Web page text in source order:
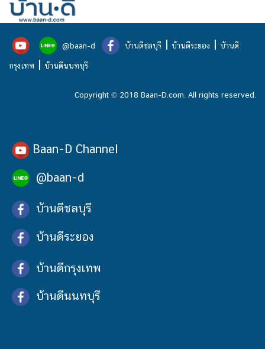
@baan-d บ้านดีชลบุรี | บ้านดีระยอง | บ้านดี
กรุงเทพ | บ้านดีนนทบุรี
Copyright © 2018 Baan-D.com. All rights reserved.
Baan-D Channel
@baan-d
บ้านดีชลบุรี
บ้านดีระยอง
บ้านดีกรุงเทพ
บ้านดีนนทบุรี